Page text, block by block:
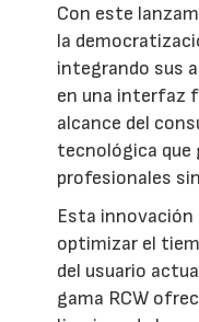
Con este
la
integrando sus
en una interfaz
alcance del
tecnológica que
profesionales
Esta innovación
optimizar el
del usuario
gama RCW